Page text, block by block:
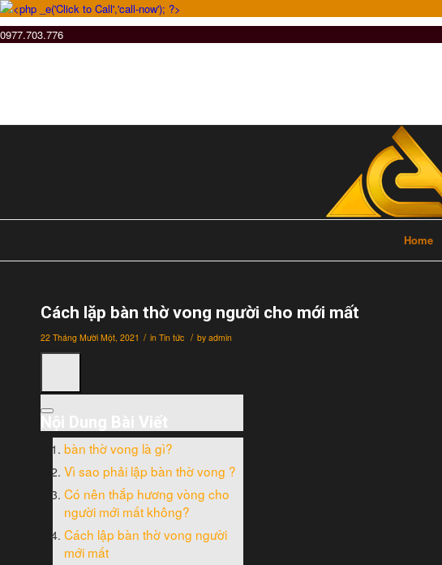
0977.703.776
Home
Cách lặp bàn thờ vong người cho mới mất
22 Tháng Mười Một, 2021 / in Tin tức / by admin
bàn thờ vong là gì?
Vì sao phải lập bàn thờ vong ?
Có nên thắp hương vòng cho
người mới mất không?
Cách lập bàn thờ vong người
mới mất